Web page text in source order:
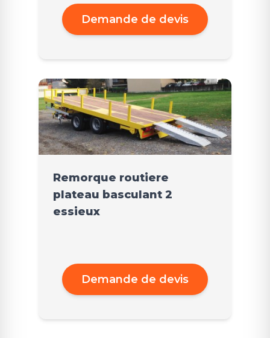
Demande de devis
Remorque routiere
plateau basculant 2
essieux
Demande de devis